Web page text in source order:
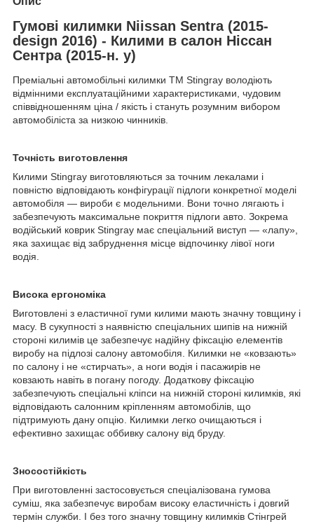
Гумові килимки Niissan Sentra (2015-
design 2016) - Килими в салон Ніссан
Сентра (2015-н. у)
Преміальні автомобільні килимки ТМ Stingray володіють
відмінними експлуатаційними характеристиками, чудовим
співвідношенням ціна / якість і стануть розумним вибором
автомобіліста за низкою чинників.
Точність виготовлення
Килими Stingray виготовляються за точним лекалами і
повністю відповідають конфігурації підлоги конкретної моделі
автомобіля — вироби є модельними. Вони точно лягають і
забезпечують максимальне покриття підлоги авто. Зокрема
водійський коврик Stingray має спеціальний виступ — «лапу»,
яка захищає від забруднення місце відпочинку лівої ноги
водія.
Висока ергономіка
Виготовлені з еластичної гуми килими мають значну товщину і
масу. В сукупності з наявністю спеціальних шипів на нижній
стороні килимів це забезпечує надійну фіксацію елементів
виробу на підлозі салону автомобіля. Килимки не «ковзають»
по салону і не «стирчать», а ноги водія і пасажирів не
ковзають навіть в погану погоду. Додаткову фіксацію
забезпечують спеціальні кліпси на нижній стороні килимків, які
відповідають салонним кріпленням автомобілів, що
підтримують дану опцію. Килимки легко очищаються і
ефективно захищає оббивку салону від бруду.
Зносостійкість
При виготовленні застосовується спеціалізована гумова
суміш, яка забезпечує виробам високу еластичність і довгий
термін служби. І без того значну товщину килимків Стінгрей